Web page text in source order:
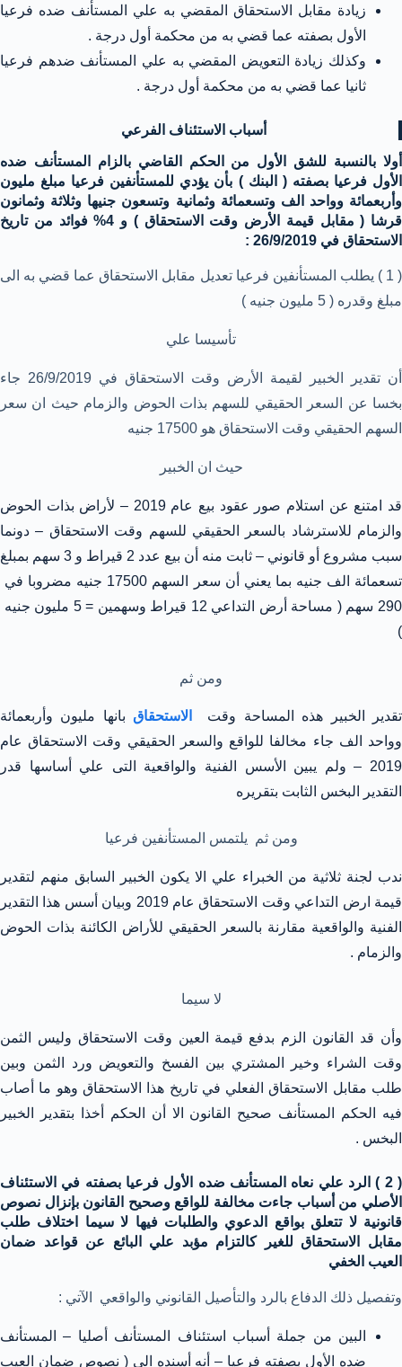
زيادة مقابل الاستحقاق المقضي به علي المستأنف ضده فرعيا
الأول بصفته عما قضي به من محكمة أول درجة .
وكذلك زيادة التعويض المقضي به علي المستأنف ضدهم فرعيا
ثانيا عما قضي به من محكمة أول درجة .
أسباب الاستئناف الفرعي
أولا بالنسبة للشق الأول من الحكم القاضي بالزام المستأنف ضده
الأول فرعيا بصفته ( البنك ) بأن يؤدي للمستأنفين فرعيا مبلغ مليون
وأربعمائة وواحد الف وتسعمائة وثمانية وتسعون جنيها وثلاثة وثمانون
قرشا ( مقابل قيمة الأرض وقت الاستحقاق ) و 4% فوائد من تاريخ
الاستحقاق في 26/9/2019 :
( 1 ) يطلب المستأنفين فرعيا تعديل مقابل الاستحقاق عما قضي به الى
مبلغ وقدره ( 5 مليون جنيه )
تأسيسا علي
أن تقدير الخبير لقيمة الأرض وقت الاستحقاق في 26/9/2019 جاء
بخسا عن السعر الحقيقي للسهم بذات الحوض والزمام حيث ان سعر
السهم الحقيقي وقت الاستحقاق هو 17500 جنيه
حيث ان الخبير
قد امتنع عن استلام صور عقود بيع عام 2019 – لأراض بذات الحوض
والزمام للاسترشاد بالسعر الحقيقي للسهم وقت الاستحقاق – دونما
سبب مشروع أو قانوني – ثابت منه أن بيع عدد 2 قيراط و 3 سهم بمبلغ
تسعمائة الف جنيه بما يعني أن سعر السهم 17500 جنيه مضروبا في
290 سهم ( مساحة أرض التداعي 12 قيراط وسهمين = 5 مليون جنيه
)
ومن ثم
تقدير الخبير هذه المساحة وقت الاستحقاق بانها مليون وأربعمائة
وواحد الف جاء مخالفا للواقع والسعر الحقيقي وقت الاستحقاق عام
2019 – ولم يبين الأسس الفنية والواقعية التى علي أساسها قدر
التقدير البخس الثابت بتقريره
ومن ثم يلتمس المستأنفين فرعيا
ندب لجنة ثلاثية من الخبراء علي الا يكون الخبير السابق منهم لتقدير
قيمة ارض التداعي وقت الاستحقاق عام 2019 وبيان أسس هذا التقدير
الفنية والواقعية مقارنة بالسعر الحقيقي للأراض الكائنة بذات الحوض
والزمام .
لا سيما
وأن قد القانون الزم بدفع قيمة العين وقت الاستحقاق وليس الثمن
وقت الشراء وخير المشتري بين الفسخ والتعويض ورد الثمن وبين
طلب مقابل الاستحقاق الفعلي في تاريخ هذا الاستحقاق وهو ما أصاب
فيه الحكم المستأنف صحيح القانون الا أن الحكم أخذا بتقدير الخبير
البخس .
( 2 ) الرد علي نعاه المستأنف ضده الأول فرعيا بصفته في الاستئناف
الأصلي من أسباب جاءت مخالفة للواقع وصحيح القانون بإنزال نصوص
قانونية لا تتعلق بواقع الدعوي والطلبات فيها لا سيما اختلاف طلب
مقابل الاستحقاق للغير كالتزام مؤبد علي البائع عن قواعد ضمان
العيب الخفي
وتفصيل ذلك الدفاع بالرد والتأصيل القانوني والواقعي الآتي :
البين من جملة أسباب استئناف المستأنف أصليا – المستأنف
ضده الأول بصفته فرعيا – أنه أسنده الى ( نصوص ضمان العيب